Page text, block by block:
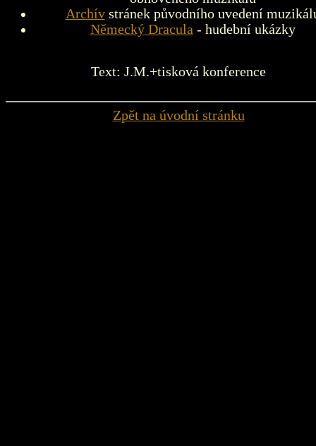
Archívstránek původního uvedení
Německý Dracula - hudební ukázky
Text: J.M.+tisková konference
Zpět na úvodní stránku